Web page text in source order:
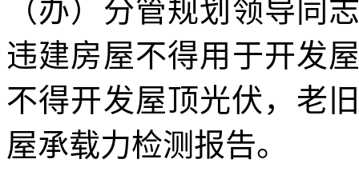
（办）分管规划领导同
违建房屋不得用于开发
不得开发屋顶光伏，老
屋承载力检测报告。